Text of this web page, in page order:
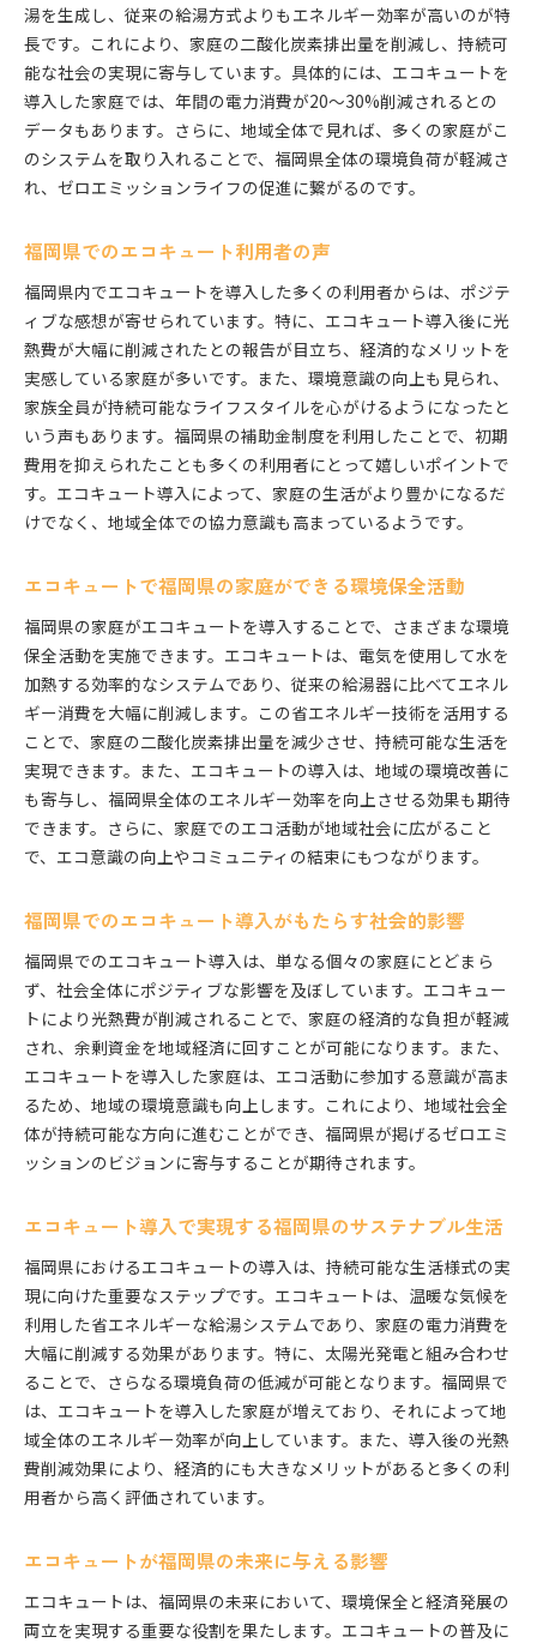
湯を生成し、従来の給湯方式よりもエネルギー効率が高いのが特
長です。これにより、家庭の二酸化炭素排出量を削減し、持続可
能な社会の実現に寄与しています。具体的には、エコキュートを
導入した家庭では、年間の電力消費が20〜30%削減されるとの
データもあります。さらに、地域全体で見れば、多くの家庭がこ
のシステムを取り入れることで、福岡県全体の環境負荷が軽減さ
れ、ゼロエミッションライフの促進に繋がるのです。
福岡県でのエコキュート利用者の声
福岡県内でエコキュートを導入した多くの利用者からは、ポジテ
ィブな感想が寄せられています。特に、エコキュート導入後に光
熱費が大幅に削減されたとの報告が目立ち、経済的なメリットを
実感している家庭が多いです。また、環境意識の向上も見られ、
家族全員が持続可能なライフスタイルを心がけるようになったと
いう声もあります。福岡県の補助金制度を利用したことで、初期
費用を抑えられたことも多くの利用者にとって嬉しいポイントで
す。エコキュート導入によって、家庭の生活がより豊かになるだ
けでなく、地域全体での協力意識も高まっているようです。
エコキュートで福岡県の家庭ができる環境保全活動
福岡県の家庭がエコキュートを導入することで、さまざまな環境
保全活動を実施できます。エコキュートは、電気を使用して水を
加熱する効率的なシステムであり、従来の給湯器に比べてエネル
ギー消費を大幅に削減します。この省エネルギー技術を活用する
ことで、家庭の二酸化炭素排出量を減少させ、持続可能な生活を
実現できます。また、エコキュートの導入は、地域の環境改善に
も寄与し、福岡県全体のエネルギー効率を向上させる効果も期待
できます。さらに、家庭でのエコ活動が地域社会に広がること
で、エコ意識の向上やコミュニティの結束にもつながります。
福岡県でのエコキュート導入がもたらす社会的影響
福岡県でのエコキュート導入は、単なる個々の家庭にとどまら
ず、社会全体にポジティブな影響を及ぼしています。エコキュー
トにより光熱費が削減されることで、家庭の経済的な負担が軽減
され、余剰資金を地域経済に回すことが可能になります。また、
エコキュートを導入した家庭は、エコ活動に参加する意識が高ま
るため、地域の環境意識も向上します。これにより、地域社会全
体が持続可能な方向に進むことができ、福岡県が掲げるゼロエミ
ッションのビジョンに寄与することが期待されます。
エコキュート導入で実現する福岡県のサステナブル生活
福岡県におけるエコキュートの導入は、持続可能な生活様式の実
現に向けた重要なステップです。エコキュートは、温暖な気候を
利用した省エネルギーな給湯システムであり、家庭の電力消費を
大幅に削減する効果があります。特に、太陽光発電と組み合わせ
ることで、さらなる環境負荷の低減が可能となります。福岡県で
は、エコキュートを導入した家庭が増えており、それによって地
域全体のエネルギー効率が向上しています。また、導入後の光熱
費削減効果により、経済的にも大きなメリットがあると多くの利
用者から高く評価されています。
エコキュートが福岡県の未来に与える影響
エコキュートは、福岡県の未来において、環境保全と経済発展の
両立を実現する重要な役割を果たします。エコキュートの普及に